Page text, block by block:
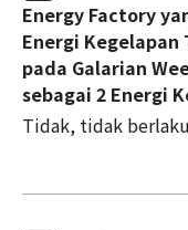
Energy Factory
Energi
pada Galarian
sebagai 2 Energi
Tidak, tidak